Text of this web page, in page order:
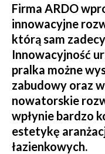
Firma ARDO
innowacyjne
którą sam
Innowacyjność
pralka możne
zabudowy oraz
nowatorskie
wpłynie bardzo
estetykę
łazienkowych.